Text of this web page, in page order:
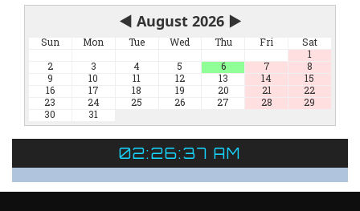
◀ August 2026 ▶
Sun Mon Tue Wed Thu Fri
Sat
1
2
3 4 5 6 7
8
9
10 11 12 13 14
15
16
17 18 19 20 21
22
23
24 25 26 27 28
29
30
31
02:26:37 AM